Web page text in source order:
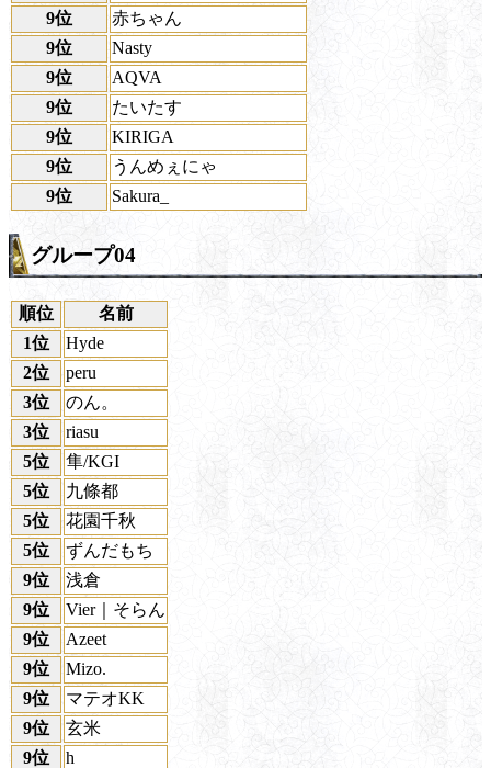
9位
赤ちゃん
9位
Nasty
9位
AQVA
9位
たいたす
9位
KIRIGA
9位
うんめぇにゃ
9位
Sakura_
グループ04
順位
名前
1位
Hyde
2位
peru
3位
のん。
3位
riasu
5位
隼/KGI
5位
九條都
5位
花園千秋
5位
ずんだもち
9位
浅倉
9位
Vier｜そらん
9位
Azeet
9位
Mizo.
9位
マテオKK
9位
玄米
9位
h